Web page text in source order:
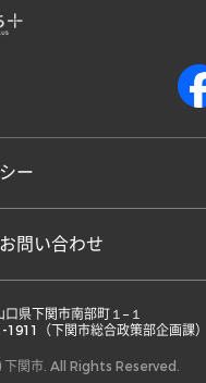
ー
問い合わせ
（下関市総合政策部企画課）
関市. All Rights Reserved.